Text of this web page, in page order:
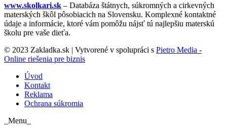
www.skolkari.sk – Databáza štátnych, súkromných a cirkevných
materských škôl pôsobiacich na Slovensku. Komplexné kontaktné
údaje a informácie, ktoré vám pomôžu nájsť tú najlepšiu materskú
školu pre vaše dieťa.
© 2023 Zakladka.sk | Vytvorené v spolupráci s Pietro Media -
Online riešenia pre biznis
Úvod
Kontakt
Reklama
Ochrana súkromia
_Menu_